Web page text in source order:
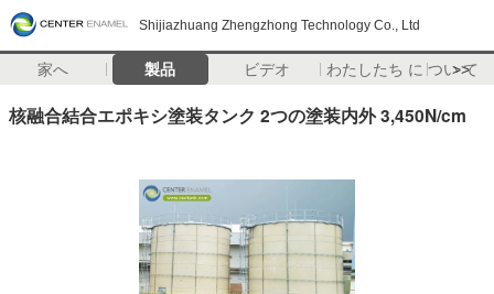
Shijiazhuang Zhengzhong Technology Co., Ltd
家へ 製品 ビデオ わたしたち に つい て
>>
核融合結合エポキシ塗装タンク 2つの塗装内外 3,450N/cm